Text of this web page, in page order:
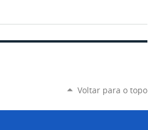
Voltar para o topo